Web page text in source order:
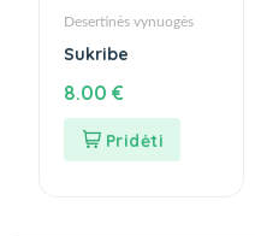
Desertinės vynuogės
Sukribe
8.00 €